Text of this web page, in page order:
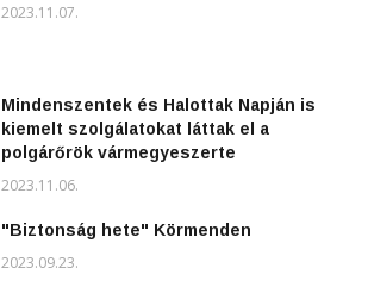
2023.11.07.
Mindenszentek és Halottak Napján is
kiemelt szolgálatokat láttak el a
polgárőrök vármegyeszerte
2023.11.06.
"Biztonság hete" Körmenden
2023.09.23.